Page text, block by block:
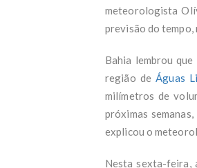
meteorologista
previsão do tempo,
Bahia lembrou
região deÁguas
milímetros de
próximas
explicou o
Nesta sexta-feira,